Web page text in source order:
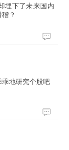
埋下了未来国内
？
地研究个股吧